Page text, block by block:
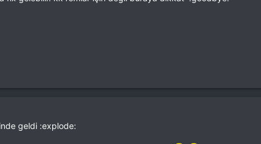
geldi :explode: